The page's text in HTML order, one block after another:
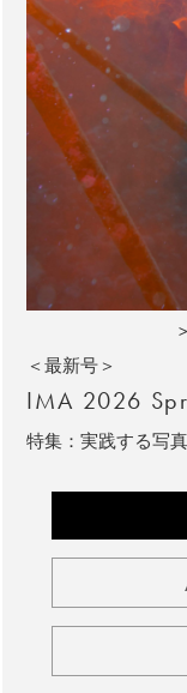
＜最新号＞
IMA 2026
特集：実践する写